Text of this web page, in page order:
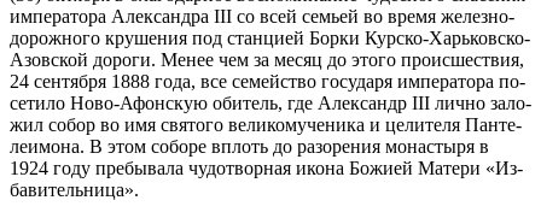
им­пе­ра­то­ра Алек­сандра III со всей се­мьей во вре­мя же­лез­но­
до­рож­но­го кру­ше­ния под стан­ци­ей Бор­ки Кур­ско-Харь­ков­ско-
Азов­ской до­ро­ги. Ме­нее чем за ме­сяц до это­го про­ис­ше­ствия,
24 сен­тяб­ря 1888 го­да, все се­мей­ство го­су­да­ря им­пе­ра­то­ра по­
се­ти­ло Но­во-Афон­скую оби­тель, где Алек­сандр III лич­но за­ло­
жил со­бор во имя свя­то­го ве­ли­ко­му­че­ни­ка и це­ли­те­ля Пан­те­
ле­и­мо­на. В этом со­бо­ре вплоть до ра­зо­ре­ния мо­на­сты­ря в
1924 го­ду пре­бы­ва­ла чу­до­твор­ная ико­на Бо­жи­ей Ма­те­ри «Из­
ба­ви­тель­ни­ца».